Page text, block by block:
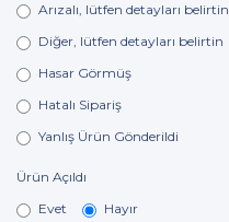
Arızalı, lütfen detayları belirtin
Diğer, lütfen detayları belirtin
Hasar Görmüş
Hatalı Sipariş
Yanlış Ürün Gönderildi
Ürün Açıldı
Evet
Hayır